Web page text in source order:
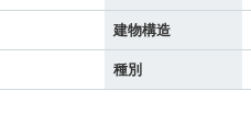
建物構造
種別